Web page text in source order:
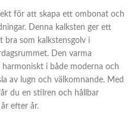
för att skapa ett ombonat och
Denna kalksten ger ett
bra som kalkstensgolv i
Den varma
i både moderna och
av lugn och välkomnande. Med
du en stilren och hållbar
efter år.